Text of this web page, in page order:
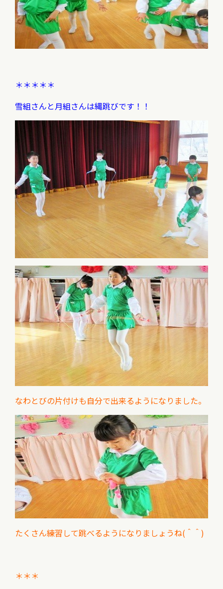
＊＊＊＊＊
雪組さんと月組さんは縄跳びです！！
なわとびの片付けも自分で出来るようになりました。
たくさん練習して跳べるようになりましょうね(＾＾)
＊＊＊